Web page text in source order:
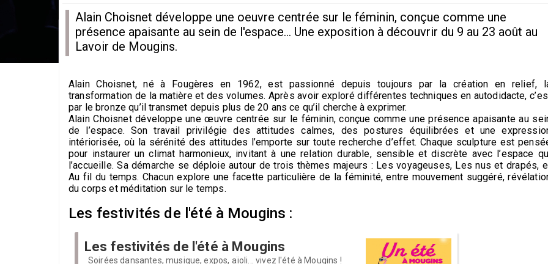
Alain Choisnet développe une oeuvre centrée sur le féminin, conçue comme une
présence apaisante au sein de l'espace... Une exposition à découvrir du 9 au 23 août au
Lavoir de Mougins.
Alain Choisnet, né à Fougères en 1962, est passionné depuis toujours par la création en relief,
transformation de la matière et des volumes. Après avoir exploré différentes techniques en autodidacte,
par le bronze qu’il transmet depuis plus de 20 ans ce qu’il cherche à exprimer.
Alain Choisnet développe une œuvre centrée sur le féminin, conçue comme une présence apaisante au
de l’espace. Son travail privilégie des attitudes calmes, des postures équilibrées et une
intériorisée, où la sérénité des attitudes l’emporte sur toute recherche d’effet. Chaque sculpture est
pour instaurer un climat harmonieux, invitant à une relation durable, sensible et discrète avec l’espace
l’accueille. Sa démarche se déploie autour de trois thèmes majeurs : Les voyageuses, Les nus et drapés,
Au fil du temps. Chacun explore une facette particulière de la féminité, entre mouvement suggéré,
du corps et méditation sur le temps.
Les festivités de l'été à Mougins :
Les festivités de l'été à Mougins
Soirées dansantes, musique, expos, aïoli... vivez l'été à Mougins !